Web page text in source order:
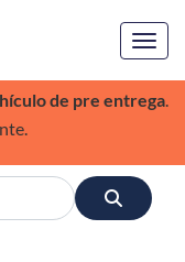
de pre entrega.